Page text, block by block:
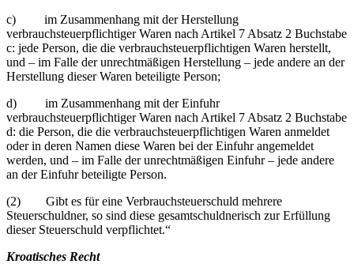
c) im Zusammenhang mit der Herstellung
verbrauchsteuerpflichtiger Waren nach Artikel 7 Absatz 2 Buchstabe
c: jede Person, die die verbrauchsteuerpflichtigen Waren herstellt,
und – im Falle der unrechtmäßigen Herstellung – jede andere an der
Herstellung dieser Waren beteiligte Person;
d) im Zusammenhang mit der Einfuhr
verbrauchsteuerpflichtiger Waren nach Artikel 7 Absatz 2 Buchstabe
d: die Person, die die verbrauchsteuerpflichtigen Waren anmeldet
oder in deren Namen diese Waren bei der Einfuhr angemeldet
werden, und – im Falle der unrechtmäßigen Einfuhr – jede andere
an der Einfuhr beteiligte Person.
(2) Gibt es für eine Verbrauchsteuerschuld mehrere
Steuerschuldner, so sind diese gesamtschuldnerisch zur Erfüllung
dieser Steuerschuld verpflichtet.“
Kroatisches Recht